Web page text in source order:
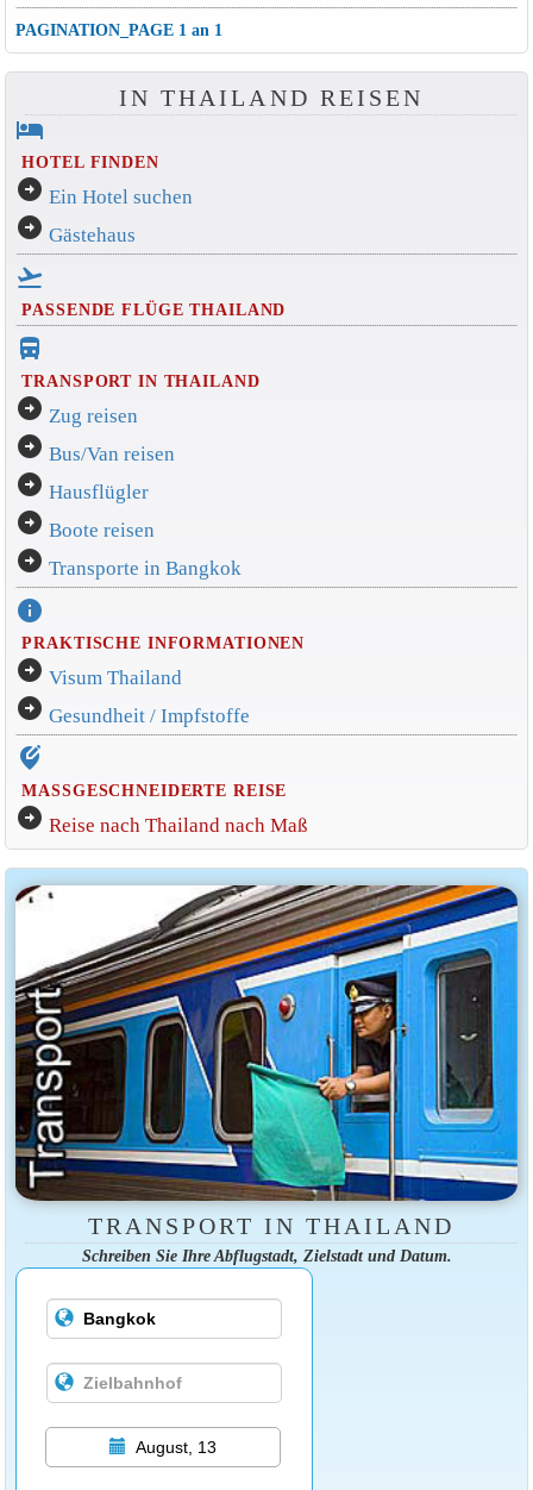
PAGINATION_PAGE 1 an 1
IN THAILAND REISEN
hotel
HOTEL FINDEN
arrow_circle_right Ein Hotel suchen
arrow_circle_right Gästehaus
flight_takeoff
PASSENDE FLÜGE THAILAND
directions_bus_filled
TRANSPORT IN THAILAND
arrow_circle_right Zug reisen
arrow_circle_right Bus/Van reisen
arrow_circle_right Hausflügler
arrow_circle_right Boote reisen
arrow_circle_right Transporte in Bangkok
info
PRAKTISCHE INFORMATIONEN
arrow_circle_right Visum Thailand
arrow_circle_right Gesundheit / Impfstoffe
edit_location_alt
MASSGESCHNEIDERTE REISE
arrow_circle_right Reise nach Thailand nach Maß
TRANSPORT IN THAILAND
Schreiben Sie Ihre Abflugstadt, Zielstadt und Datum.
August, 13